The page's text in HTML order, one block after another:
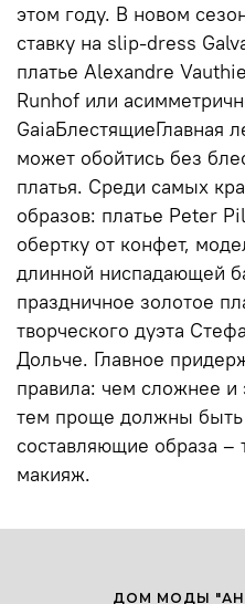
этом году. В новом
ставку на slip-dress
платье Alexandre
Runhof или
GaiaБлестящиеГлавная
может обойтись без
платья. Среди самых
образов: платье Peter
обертку от конфет,
длинной ниспадающей
праздничное золотое
творческого дуэта
Дольче. Главное
правила: чем сложнее и
тем проще должны быть
составляющие образа –
макияж.
ДОМ МОДЫ